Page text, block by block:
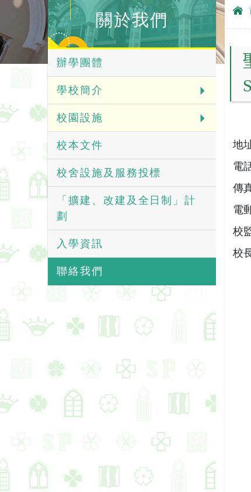
關於我們
辦學團體
學校簡介
校園設施
校本文件
校舍設施及服務投標
「擴建、改建及全日制」計
劃
入學資訊
聯絡我們
地
電
傳
電
校
校